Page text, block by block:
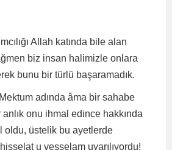
Allah katında bile alan
biz insan halimizle onlara
bunu bir türlü başaramadık.
adında âma bir sahabe
onu ihmal edince hakkında
oldu, üstelik bu ayetlerde
u vesselam uyarılıyordu!